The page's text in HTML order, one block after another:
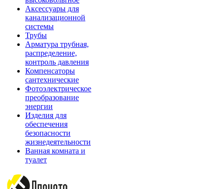
Аксессуары для
канализационной
системы
Трубы
Арматура трубная,
распределение,
контроль давления
Компенсаторы
сантехнические
Фотоэлектрическое
преобразование
энергии
Изделия для
обеспечения
безопасности
жизнедеятельности
Ванная комната и
туалет